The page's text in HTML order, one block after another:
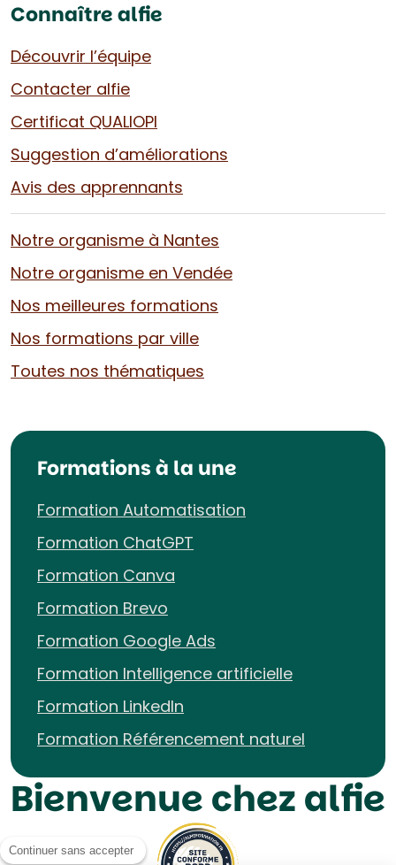
Connaître alfie
Découvrir l’équipe
Contacter alfie
Certificat QUALIOPI
Suggestion d’améliorations
Avis des apprennants
Notre organisme à Nantes
Notre organisme en Vendée
Nos meilleures formations
Nos formations par ville
Toutes nos thématiques
Formations à la une
Formation Automatisation
Formation ChatGPT
Formation Canva
Formation Brevo
Formation Google Ads
Formation Intelligence artificielle
Formation LinkedIn
Formation Référencement naturel
Bienvenue chez alfie
Continuer sans accepter